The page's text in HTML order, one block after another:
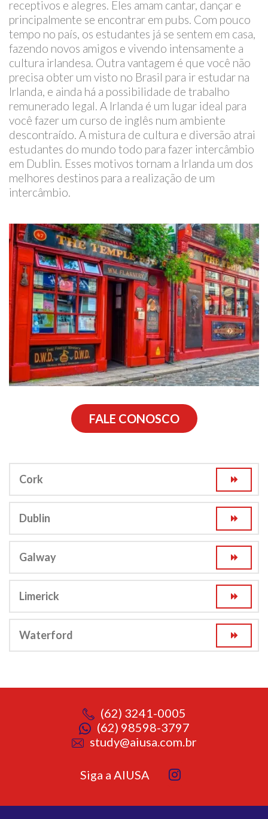
receptivos e alegres. Eles amam cantar, dançar e
principalmente se encontrar em pubs. Com pouco
tempo no país, os estudantes já se sentem em casa,
fazendo novos amigos e vivendo intensamente a
cultura irlandesa. Outra vantagem é que você não
precisa obter um visto no Brasil para ir estudar na
Irlanda, e ainda há a possibilidade de trabalho
remunerado legal. A Irlanda é um lugar ideal para
você fazer um curso de inglês num ambiente
descontraído. A mistura de cultura e diversão atrai
estudantes do mundo todo para fazer intercâmbio
em Dublin. Esses motivos tornam a Irlanda um dos
melhores destinos para a realização de um
intercâmbio.
FALE CONOSCO
Cork
Dublin
Galway
Limerick
Waterford
(62) 3241-0005
(62) 98598-3797
study@aiusa.com.br
Siga a AIUSA